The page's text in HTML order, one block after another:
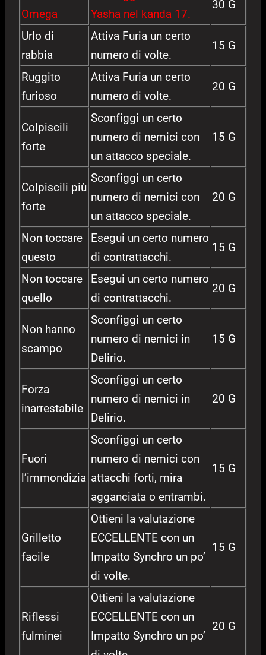
Omega
Yasha nel kanda 17.
30 G
Urlo di
rabbia
Attiva Furia un certo
numero di volte.
15 G
Ruggito
furioso
Attiva Furia un certo
numero di volte.
20 G
Colpiscili
forte
Sconfiggi un certo
numero di nemici con
un attacco speciale.
15 G
Colpiscili più
forte
Sconfiggi un certo
numero di nemici con
un attacco speciale.
20 G
Non toccare
questo
Esegui un certo numero
di contrattacchi.
15 G
Non toccare
quello
Esegui un certo numero
di contrattacchi.
20 G
Non hanno
scampo
Sconfiggi un certo
numero di nemici in
Delirio.
15 G
Forza
inarrestabile
Sconfiggi un certo
numero di nemici in
Delirio.
20 G
Fuori
l’immondizia
Sconfiggi un certo
numero di nemici con
attacchi forti, mira
agganciata o entrambi.
15 G
Grilletto
facile
Ottieni la valutazione
ECCELLENTE con un
Impatto Synchro un po’
di volte.
15 G
Riflessi
fulminei
Ottieni la valutazione
ECCELLENTE con un
Impatto Synchro un po’
20 G